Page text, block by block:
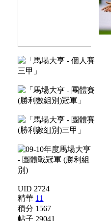
UID 2724
精華 11
積分 1567
帖子 29041